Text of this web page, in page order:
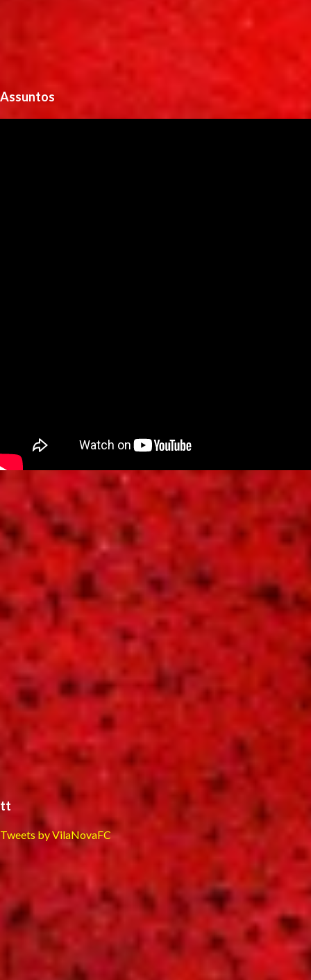
Assuntos
tt
Tweets by VilaNovaFC